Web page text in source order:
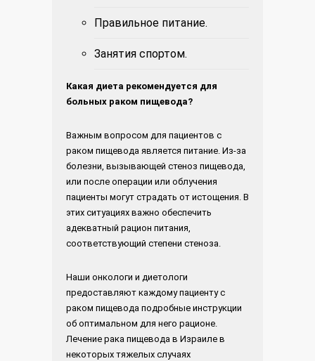
Правильное питание.
Занятия спортом.
Какая диета рекомендуется для
больных раком пищевода?
Важным вопросом для пациентов с
раком пищевода является питание. Из-за
болезни, вызывающей стеноз пищевода,
или после операции или облучения
пациенты могут страдать от истощения. В
этих ситуациях важно обеспечить
адекватный рацион питания,
соответствующий степени стеноза.
Наши онкологи и диетологи
предоставляют каждому пациенту с
раком пищевода подробные инструкции
об оптимальном для него рационе.
Лечение рака пищевода в Израиле в
некоторых тяжелых случаях